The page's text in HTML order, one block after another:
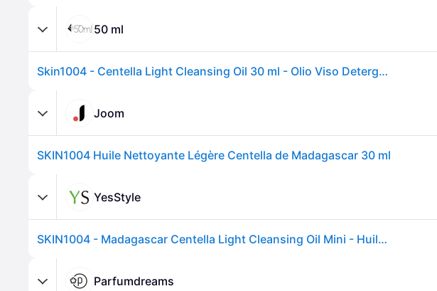
50 ml
Skin1004 - Centella Light Cleansing Oil 30 ml - Olio Viso Detergente Per Pelli Sensibili
Joom
SKIN1004 Huile Nettoyante Légère Centella de Madagascar 30 ml
YesStyle
SKIN1004 - Madagascar Centella Light Cleansing Oil Mini - Huile démaquillante
Parfumdreams